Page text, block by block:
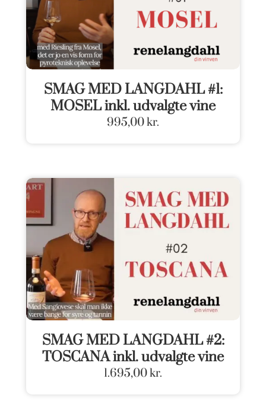
SMAG MED LANGDAHL #1:
MOSEL inkl. udvalgte vine
995,00kr.
SMAG MED LANGDAHL #2:
TOSCANA inkl. udvalgte vine
1.695,00kr.